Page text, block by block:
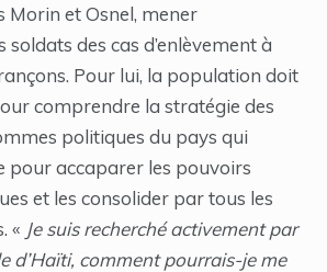
Morin et Osnel, mener
des cas d’enlèvement à
Pour lui, la population doit
comprendre la stratégie des
politiques du pays qui
pour accaparer les pouvoirs
et les consolider par tous les
« Je suis recherché activement par
d’Haïti, comment pourrais-je me